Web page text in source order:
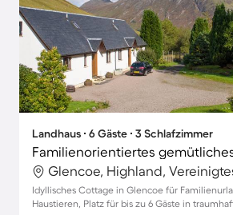
Landhaus ∙ 6 Gäste ∙ 3 Schlafzimmer
Glencoe, Highland,
Idyllisches Cottage in Glencoe für
Haustieren, Platz für bis zu 6 Gäste in